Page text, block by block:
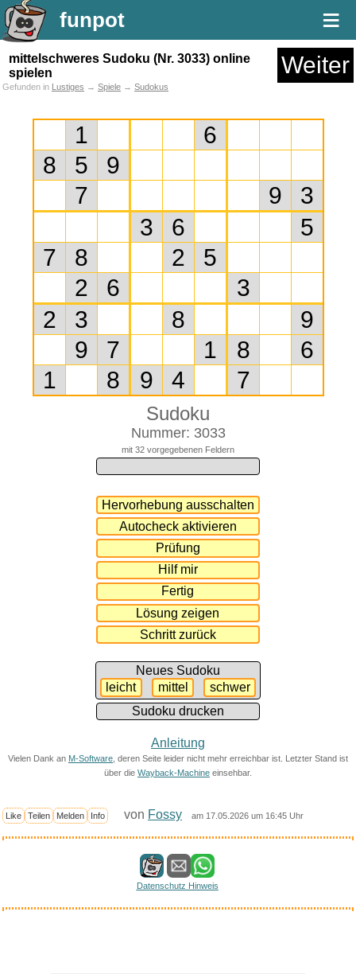
funpot ≡
mittelschweres Sudoku (Nr. 3033) online
spielen
Weiter
Gefunden in Lustiges → Spiele → Sudokus
Sudoku
Nummer: 3033
mit 32 vorgegebenen Feldern
Neues Sudoku
Anleitung
Vielen Dank an M-Software , deren Seite leider nicht mehr erreichbar ist. Letzter Stand ist
über die Wayback-Machine einsehbar.
Like Teilen Melden Info von Fossy am 17.05.2026 um 16:45 Uhr
Datenschutz Hinweis